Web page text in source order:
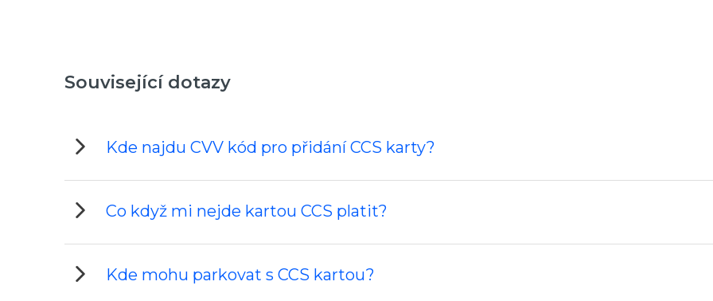
Související dotazy
Kde najdu CVV kód pro přidání CCS karty?
Co když mi nejde kartou CCS platit?‍
Kde mohu parkovat s CCS kartou?